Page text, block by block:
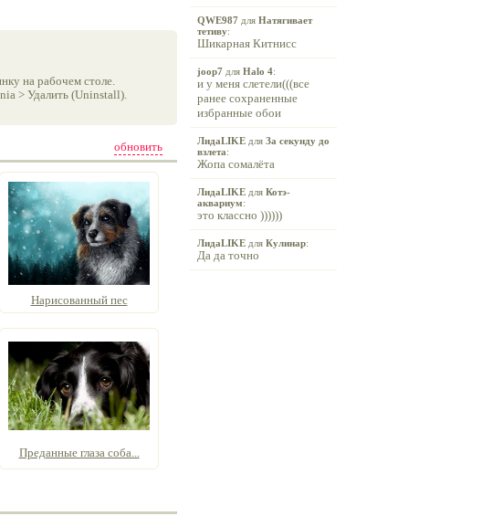
на рабочем столе.
> Удалить (Uninstall).
обновить
Нарисованный пес
Преданные глаза соба...
QWE987 для Натягивает
тетиву:
Шикарная Китнисс
joop7 для Halo 4:
и у меня слетели(((все
ранее сохраненные
избранные обои
ЛидаLIKE для За секунду до
взлета:
Жопа сомалёта
ЛидаLIKE для Котэ-
аквариум:
это классно ))))))
ЛидаLIKE для Кулинар:
Да да точно